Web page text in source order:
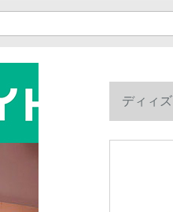
ディィ